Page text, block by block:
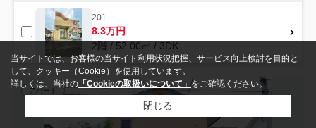
201
8.3万円
2階 / 52.00㎡ / 3DK
アパート
当サイトでは、お客様の当サイト利用状況把握、サービス向上検討を目的と
して、クッキー（Cookie）を使用しています。
詳しくは、当社の 「Cookieの取扱いについて」 をご確認ください。
閉じる